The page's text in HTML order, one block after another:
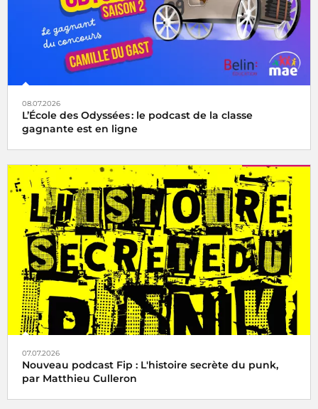
08.07.2026
L’École des Odyssées : le podcast de la classe
gagnante est en ligne
07.07.2026
Nouveau podcast Fip : L'histoire secrète du punk,
par Matthieu Culleron